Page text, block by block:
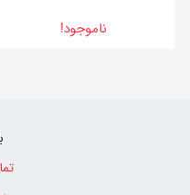
ناموجود!